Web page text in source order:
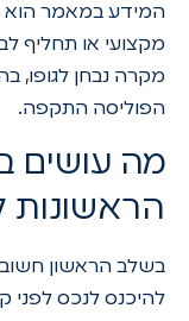
המידע במאמר הוא
מקצועי או תחליף
מקרה נבחן לגופו,
הפוליסה התקפה.
בשלב הראשון חשוב
להיכנס לנכס לפני